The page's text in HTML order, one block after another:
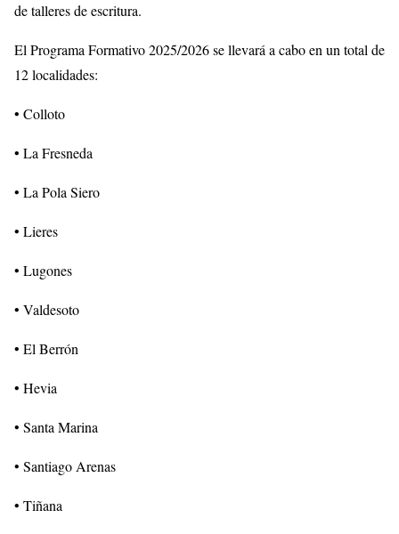
de talleres de escritura.
El Programa Formativo 2025/2026 se llevará a cabo en un total de
12 localidades:
• Colloto
• La Fresneda
• La Pola Siero
• Lieres
• Lugones
• Valdesoto
• El Berrón
• Hevia
• Santa Marina
• Santiago Arenas
• Tiñana